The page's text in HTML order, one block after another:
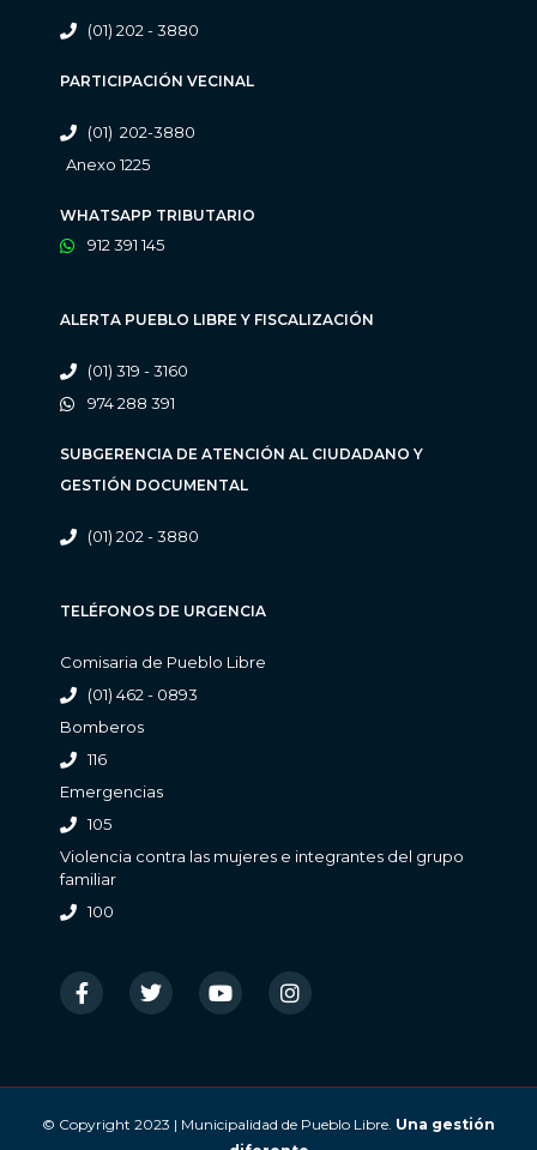
(01) 202 - 3880
PARTICIPACIÓN VECINAL
(01) 202-3880
Anexo 1225
WHATSAPP TRIBUTARIO
912 391 145
ALERTA PUEBLO LIBRE Y FISCALIZACIÓN
(01) 319 - 3160
974 288 391
SUBGERENCIA DE ATENCIÓN AL CIUDADANO Y
GESTIÓN DOCUMENTAL
(01) 202 - 3880
TELÉFONOS DE URGENCIA
Comisaria de Pueblo Libre
(01) 462 - 0893
Bomberos
116
Emergencias
105
Violencia contra las mujeres e integrantes del grupo
familiar
100
© Copyright 2023 | Municipalidad de Pueblo Libre. Una gestión